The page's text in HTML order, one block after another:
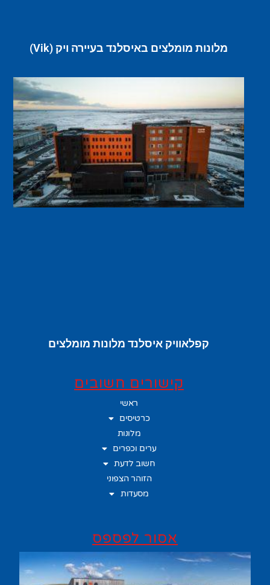
מלונות מומלצים באיסלנד בעיירה ויק (Vik)
קפלאוויק איסלנד מלונות מומלצים
קישורים חשובים
ראשי
כרטיסים
מלונות
ערים וכפרים
חשוב לדעת
הזוהר הצפוני
מסעדות
אסור לפספס